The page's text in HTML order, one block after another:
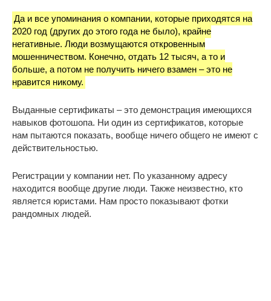
Да и все упоминания о компании, которые приходятся на
2020 год (других до этого года не было), крайне
негативные. Люди возмущаются откровенным
мошенничеством. Конечно, отдать 12 тысяч, а то и
больше, а потом не получить ничего взамен – это не
нравится никому.
Выданные сертификаты – это демонстрация имеющихся
навыков фотошопа. Ни один из сертификатов, которые
нам пытаются показать, вообще ничего общего не имеют с
действительностью.
Регистрации у компании нет. По указанному адресу
находится вообще другие люди. Также неизвестно, кто
является юристами. Нам просто показывают фотки
рандомных людей.